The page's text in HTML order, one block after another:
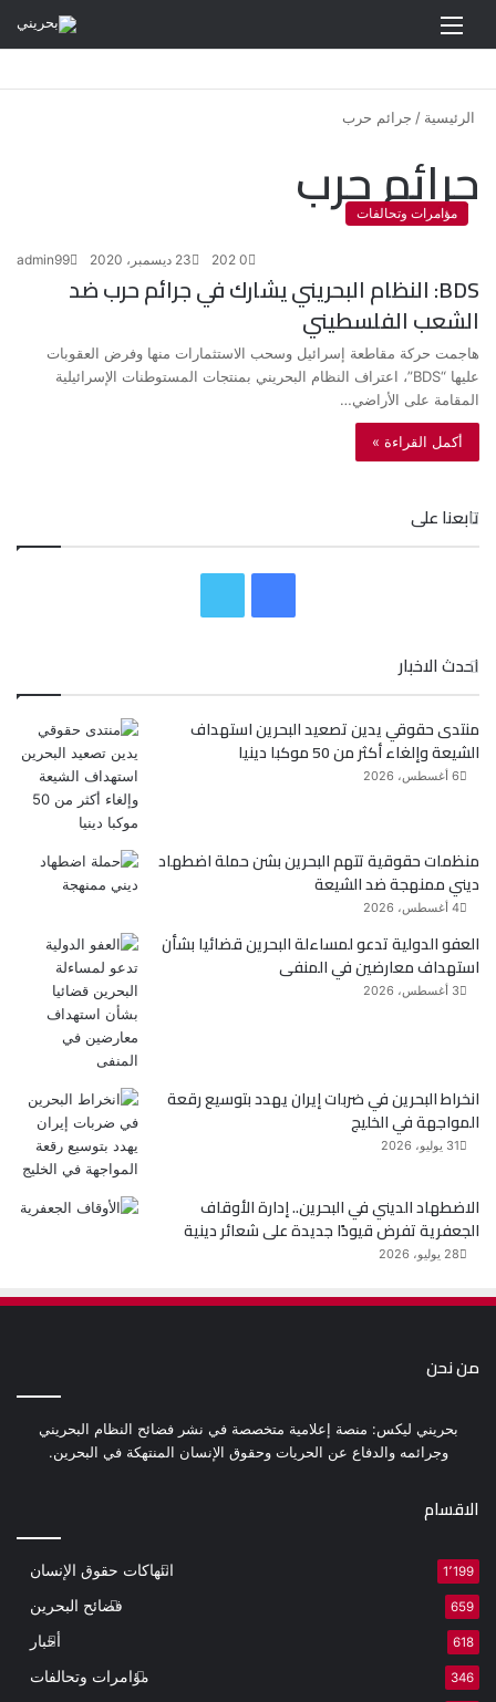
الرئيسية / جرائم حرب
جرائم حرب
مؤامرات وتحالفات
admin99 23 ديسمبر، 2020 0
BDS: النظام البحريني يشارك في جرائم حرب ضد
الشعب الفلسطيني
هاجمت حركة مقاطعة إسرائيل وسحب الاستثمارات منها وفرض العقوبات
عليها “BDS”، اعتراف النظام البحريني بمنتجات المستوطنات الإسرائيلية
المقامة على الأراضي…
أكمل القراءة »
تابعنا على
ب
ت
احدث الاخبار
منتدى حقوقي يدين تصعيد البحرين استهداف
الشيعة وإلغاء أكثر من 50 موكبا دينيا
6 أغسطس، 2026
منظمات حقوقية تتهم البحرين بشن حملة اضطهاد
ديني ممنهجة ضد الشيعة
4 أغسطس، 2026
العفو الدولية تدعو لمساءلة البحرين قضائيا بشأن
استهداف معارضين في المنفى
3 أغسطس، 2026
انخراط البحرين في ضربات إيران يهدد بتوسيع رقعة
المواجهة في الخليج
31 يوليو، 2026
الاضطهاد الديني في البحرين.. إدارة الأوقاف
الجعفرية تفرض قيودًا جديدة على شعائر دينية
28 يوليو، 2026
من نحن
بحريني ليكس: منصة إعلامية متخصصة في نشر فضائح النظام البحريني
وجرائمه والدفاع عن الحريات وحقوق الإنسان المنتهكة في البحرين.
الاقسام
انتهاكات حقوق الإنسان 1٬199
فضائح البحرين 659
أخبار 618
مؤامرات وتحالفات 346